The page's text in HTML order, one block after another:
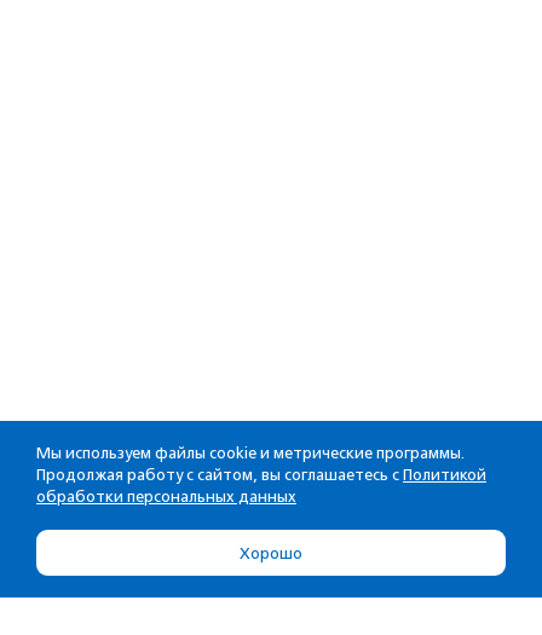
Мы используем файлы cookie и метрические программы.
Продолжая работу с сайтом, вы соглашаетесь с Политикой
обработки персональных данных
Хорошо